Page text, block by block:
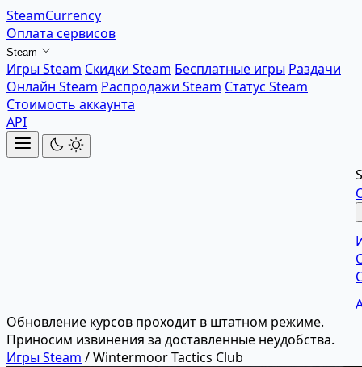
SteamCurrency
Оплата сервисов
Steam
Игры Steam Скидки Steam Бесплатные игры Раздачи
Онлайн Steam Распродажи Steam Статус Steam
Стоимость аккаунта
API
Обновление курсов проходит в штатном режиме.
Приносим извинения за доставленные неудобства.
Игры Steam /Wintermoor Tactics Club